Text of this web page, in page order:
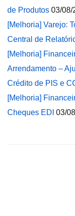
de Produtos 03/08/
[Melhoria] Varejo:
Central de
[Melhoria]
Arrendamento –
Crédito de PIS e
[Melhoria]
Cheques EDI 03/